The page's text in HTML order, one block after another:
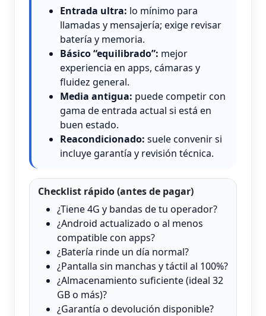
Entrada ultra: lo mínimo para
llamadas y mensajería; exige revisar
batería y memoria.
Básico “equilibrado”: mejor
experiencia en apps, cámaras y
fluidez general.
Media antigua: puede competir con
gama de entrada actual si está en
buen estado.
Reacondicionado: suele convenir si
incluye garantía y revisión técnica.
Checklist rápido (antes de pagar)
¿Tiene 4G y bandas de tu operador?
¿Android actualizado o al menos
compatible con apps?
¿Batería rinde un día normal?
¿Pantalla sin manchas y táctil al 100%?
¿Almacenamiento suficiente (ideal 32
GB o más)?
¿Garantía o devolución disponible?